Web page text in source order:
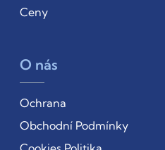
Ceny
O nás
Ochrana
Obchodní Podmínky